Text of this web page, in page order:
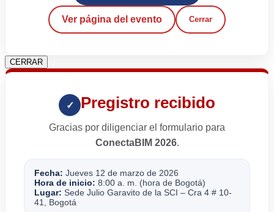
Ver página del evento Cerrar
CERRAR
✓ Pregistro recibido
Gracias por diligenciar el formulario para
ConectaBIM 2026.
Fecha: Jueves 12 de marzo de 2026
Hora de inicio: 8:00 a. m. (hora de Bogotá)
Lugar: Sede Julio Garavito de la SCI – Cra 4 # 10-
41, Bogotá